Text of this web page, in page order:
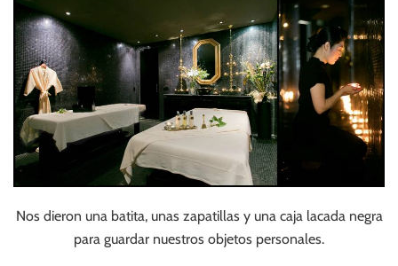
Nos dieron una batita, unas zapatillas y una caja lacada negra
para guardar nuestros objetos personales.